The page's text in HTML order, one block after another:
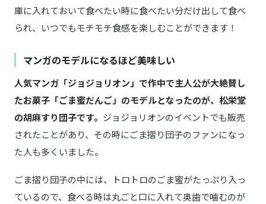
庫に入れておいて食べたい時に食べたい分だけ出して食べ
られ、いつでもモチモチ食感を楽しむことができます！
マンガのモデルになるほど美味しい
人気マンガ「ジョジョリオン」で作中で主人公が大絶賛し
たお菓子「ごま蜜だんご」のモデルとなったのが、松栄堂
の胡麻すり団子です。 ジョジョリオンのイベントでも販売
されたことがあり、その時にごま摺り団子のファンになっ
た人も多くいました。
ごま摺り団子の中には、トロトロのごま蜜がたっぷり入っ
ているので、食べる時は丸ごと口に入れて奥歯で噛むのが